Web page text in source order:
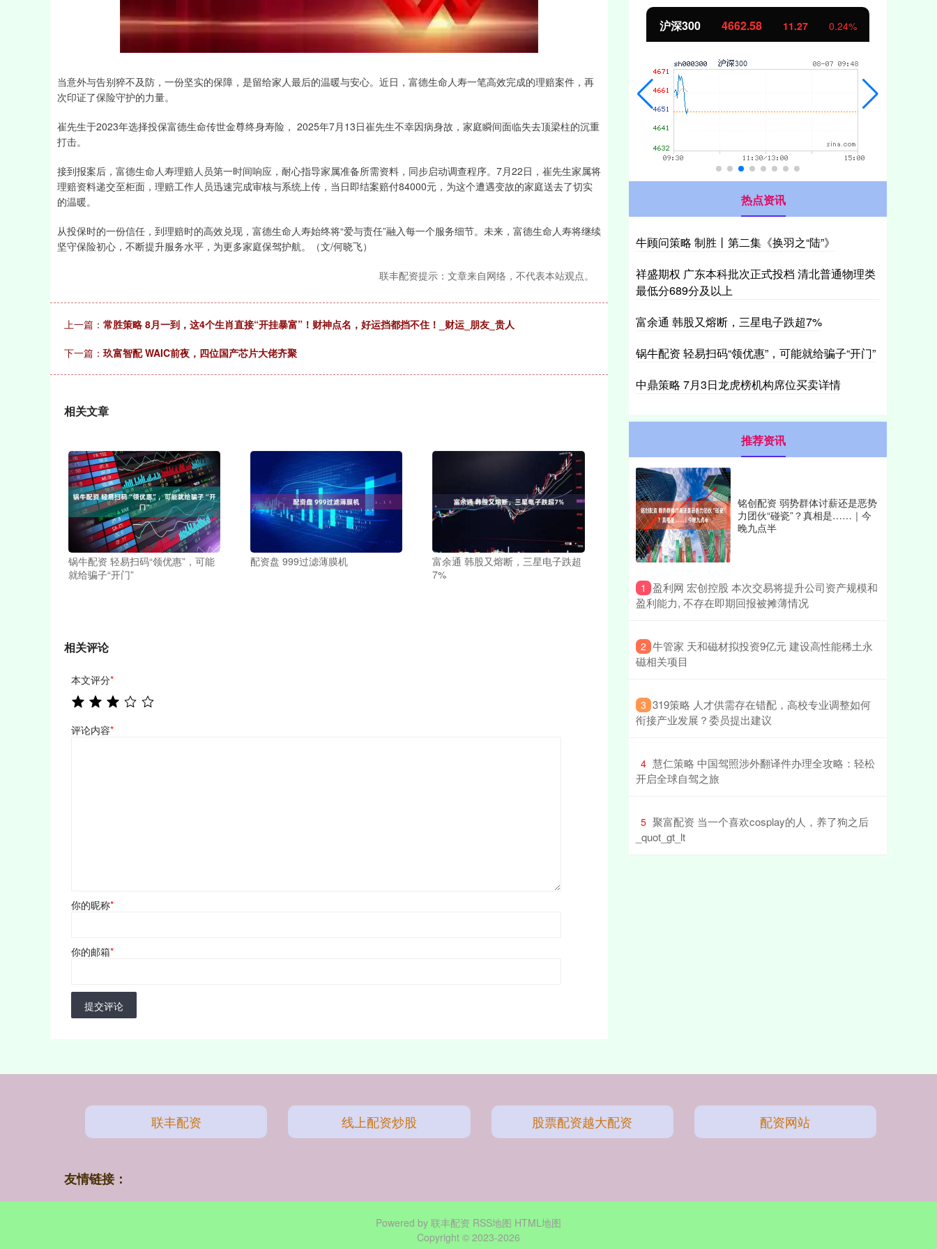
当意外与告别猝不及防，一份坚实的保障，是留给家人最后的温暖与安心。近日，富德生命人寿一笔高效完成的理赔案件，再
次印证了保险守护的力量。
崔先生于2023年选择投保富德生命传世金尊终身寿险， 2025年7月13日崔先生不幸因病身故，家庭瞬间面临失去顶梁柱的沉重
打击。
接到报案后，富德生命人寿理赔人员第一时间响应，耐心指导家属准备所需资料，同步启动调查程序。7月22日，崔先生家属将
理赔资料递交至柜面，理赔工作人员迅速完成审核与系统上传，当日即结案赔付84000元，为这个遭遇变故的家庭送去了切实
的温暖。
从投保时的一份信任，到理赔时的高效兑现，富德生命人寿始终将“爱与责任”融入每一个服务细节。未来，富德生命人寿将继续
坚守保险初心，不断提升服务水平，为更多家庭保驾护航。（文/何晓飞）
联丰配资提示：文章来自网络，不代表本站观点。
上一篇： 常胜策略 8月一到，这4个生肖直接“开挂暴富”！财神点名，好运挡都挡不住！_财运_朋友_贵人
下一篇： 玖富智配 WAIC前夜，四位国产芯片大佬齐聚
相关文章
锅牛配资 轻易扫码“领优惠”，可能
就给骗子“开门”
配资盘 999过滤薄膜机
富余通 韩股又熔断，三星电子跌超
7%
相关评论
本文评分*
评论内容*
你的昵称*
你的邮箱*
提交评论
上证指数 3893.28 -7.07 -0.18% 深证成指 14108.95 -1.17 沪深300 4662.58 11.27 0.24%
热点资讯
牛顾问策略 制胜丨第二集《换羽之“陆”》
祥盛期权 广东本科批次正式投档 清北普通物理类
最低分689分及以上
富余通 韩股又熔断，三星电子跌超7%
锅牛配资 轻易扫码“领优惠”，可能就给骗子“开门”
中鼎策略 7月3日龙虎榜机构席位买卖详情
推荐资讯
铭创配资 弱势群体讨薪还是恶势
力团伙“碰瓷”？真相是……｜今
晚九点半
1 ​盈利网 宏创控股 本次交易将提升公司资产规模和
盈利能力, 不存在即期回报被摊薄情况
2 ​牛管家 天和磁材拟投资9亿元 建设高性能稀土永
磁相关项目
3 ​319策略 人才供需存在错配，高校专业调整如何
衔接产业发展？委员提出建议
4 ​慧仁策略 中国驾照涉外翻译件办理全攻略：轻松
开启全球自驾之旅
5 ​聚富配资 当一个喜欢cosplay的人，养了狗之后
_quot_gt_lt
联丰配资 线上配资炒股 股票配资越大配资 配资网站
友情链接：
Powered by 联丰配资 RSS地图 HTML地图
Copyright © 2023-2026